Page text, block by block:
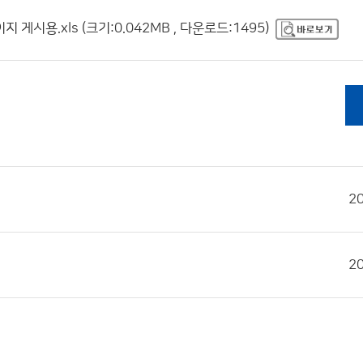
지 게시용.xls (크기:0.042MB , 다운로드:1495)